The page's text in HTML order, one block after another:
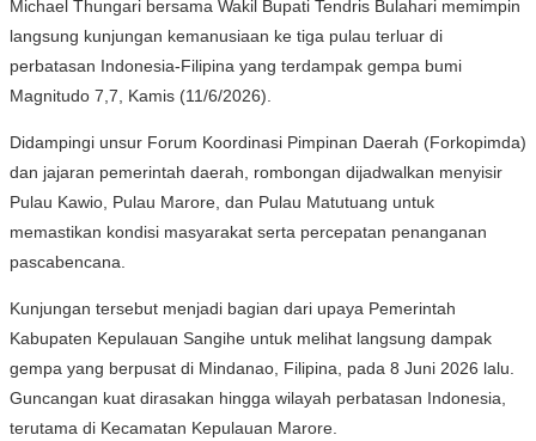
Michael Thungari bersama Wakil Bupati Tendris Bulahari memimpin
langsung kunjungan kemanusiaan ke tiga pulau terluar di
perbatasan Indonesia-Filipina yang terdampak gempa bumi
Magnitudo 7,7, Kamis (11/6/2026).
Didampingi unsur Forum Koordinasi Pimpinan Daerah (Forkopimda)
dan jajaran pemerintah daerah, rombongan dijadwalkan menyisir
Pulau Kawio, Pulau Marore, dan Pulau Matutuang untuk
memastikan kondisi masyarakat serta percepatan penanganan
pascabencana.
Kunjungan tersebut menjadi bagian dari upaya Pemerintah
Kabupaten Kepulauan Sangihe untuk melihat langsung dampak
gempa yang berpusat di Mindanao, Filipina, pada 8 Juni 2026 lalu.
Guncangan kuat dirasakan hingga wilayah perbatasan Indonesia,
terutama di Kecamatan Kepulauan Marore.